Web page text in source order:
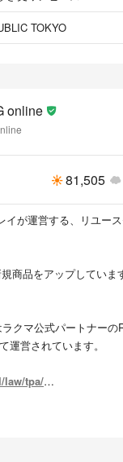
ている為システムで在
がユーズドである性質
表示しております。
い。
い、またはあっても目
れやダメージが気になら
立つもの
や靴の箱等はコンディ
もしておりませんので
TOKYO
online
81,505
イが運営する、リユー
商品をアップしていま
クマ公式パートナーの
営されています。
law/tpa/